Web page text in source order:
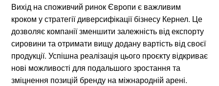
Вихід на споживчий ринок Європи є важливим
кроком у стратегії диверсифікації бізнесу Кернел. Це
дозволяє компанії зменшити залежність від експорту
сировини та отримати вищу додану вартість від своєї
продукції. Успішна реалізація цього проєкту відкриває
нові можливості для подальшого зростання та
зміцнення позицій бренду на міжнародній арені.